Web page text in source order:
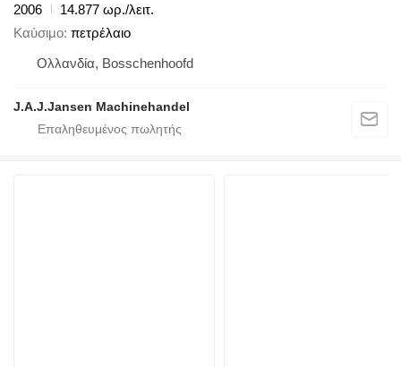
2006
14.877 ωρ./λειτ.
Καύσιμο πετρέλαιο
Ολλανδία, Bosschenhoofd
J.A.J.Jansen Machinehandel